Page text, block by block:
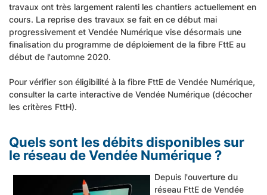
travaux ont très largement ralenti les chantiers actuellement en
cours. La reprise des travaux se fait en ce début mai
progressivement et Vendée Numérique vise désormais une
finalisation du programme de déploiement de la fibre FttE au
début de l'automne 2020.
Pour vérifier son éligibilité à la fibre FttE de Vendée Numérique,
consulter la carte interactive de Vendée Numérique (décocher
les critères FttH).
Quels sont les débits disponibles sur
le réseau de Vendée Numérique ?
Depuis l'ouverture du
réseau FttE de Vendée